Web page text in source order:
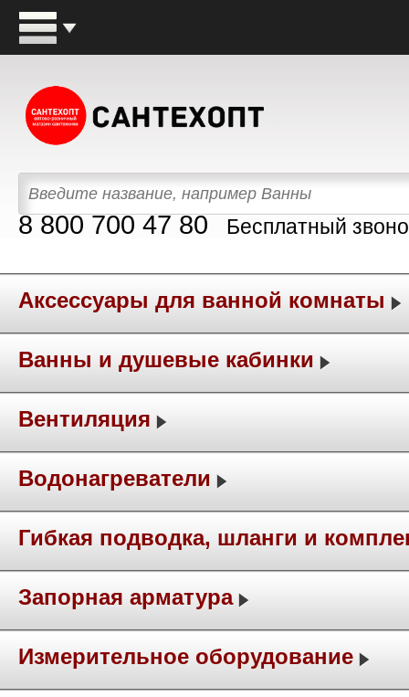
8 800 700 47 80 Бесплатный
Аксессуары для ванной комнаты
Ванны и душевые кабинки
Вентиляция
Водонагреватели
Гибкая подводка, шланги и
Запорная арматура
Измерительное оборудование